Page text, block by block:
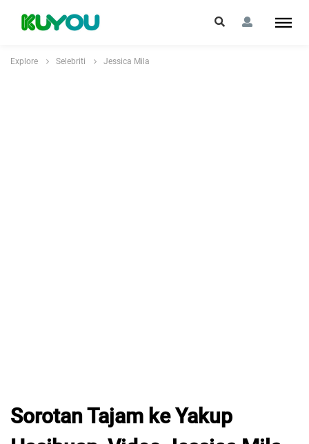
Explore Selebriti Jessica Mila
Sorotan Tajam ke Yakup